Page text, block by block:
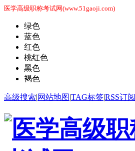
医学高级职称考试网(www.51gaoji.com)
绿色
蓝色
红色
桃红色
黑色
褐色
高级搜索|网站地图|TAG标签|RSS订阅